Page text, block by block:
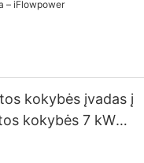
kokybės įvadas į
kokybės 7 kW